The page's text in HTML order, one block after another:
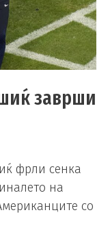
заврши
фрли сенка
на
со